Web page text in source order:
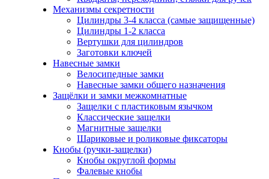
Механизмы секретности
Цилиндры 3-4 класса (самые защищенные)
Цилиндры 1-2 класса
Вертушки для цилиндров
Заготовки ключей
Навесные замки
Велосипедные замки
Навесные замки общего назначения
Защёлки и замки межкомнатные
Защелки с пластиковым язычком
Классические защелки
Магнитные защелки
Шариковые и роликовые фиксаторы
Кнобы (ручки-защелки)
Кнобы округлой формы
Фалевые кнобы